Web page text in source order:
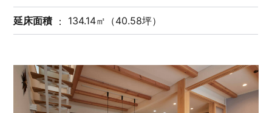
延床面積 134.14㎡（40.58坪）